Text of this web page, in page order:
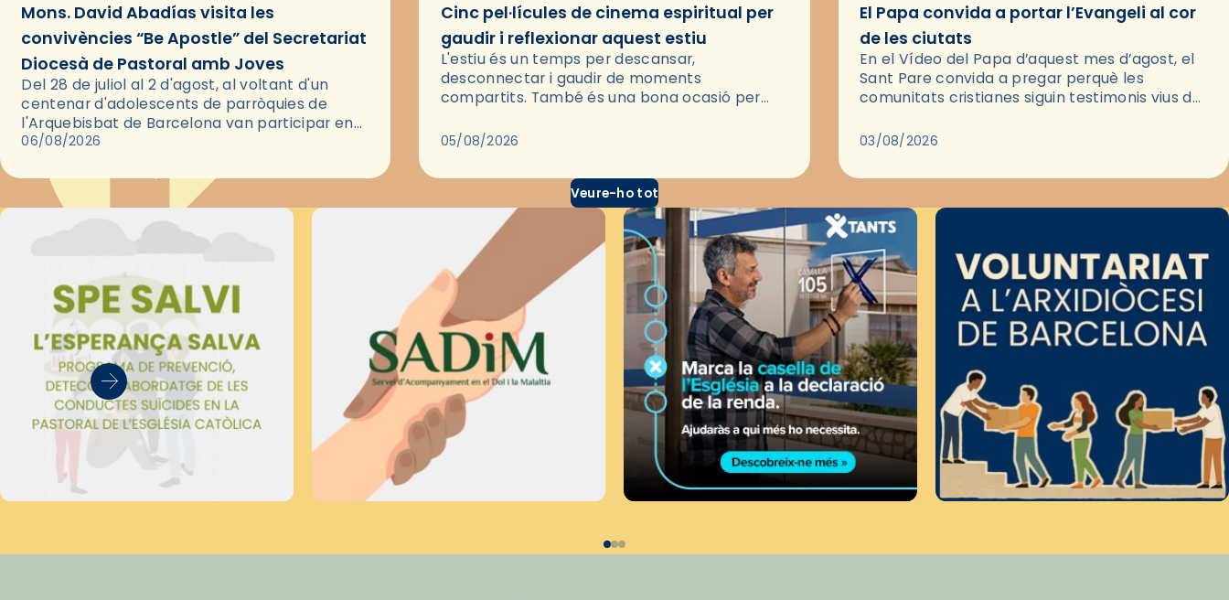
Mons. David Abadías visita les
convivències “Be Apostle” del Secretariat
Diocesà de Pastoral amb Joves
Del 28 de juliol al 2 d'agost, al voltant d'un
centenar d'adolescents de parròquies de
l'Arquebisbat de Barcelona van participar en
les convivències Be Apostle, organitzades pel
06/08/2026
Cinc pel·lícules de cinema espiritual per
gaudir i reflexionar aquest estiu
L'estiu és un temps per descansar,
desconnectar i gaudir de moments
compartits. També és una bona ocasió per
través del cinema, reflexionar sobre les…
05/08/2026
El Papa convida a portar l’Evangeli al cor
de les ciutats
En el Vídeo del Papa d’aquest mes d’agost, el
Sant Pare convida a pregar perquè les
comunitats cristianes siguin testimonis vius de
pregària, el…
03/08/2026
Veure-ho tot